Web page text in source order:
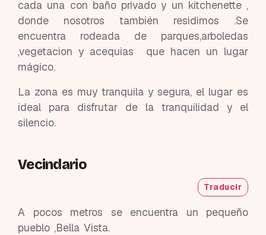
cada una con baño privado y un kitchenette ,
donde nosotros también residimos .Se
encuentra rodeada de parques,arboledas
,vegetacion y acequias que hacen un lugar
mágico.
La zona es muy tranquila y segura, el lugar es
ideal para disfrutar de la tranquilidad y el
silencio.
Vecindario
Traducir
A pocos metros se encuentra un pequeño
pueblo ,Bella Vista.